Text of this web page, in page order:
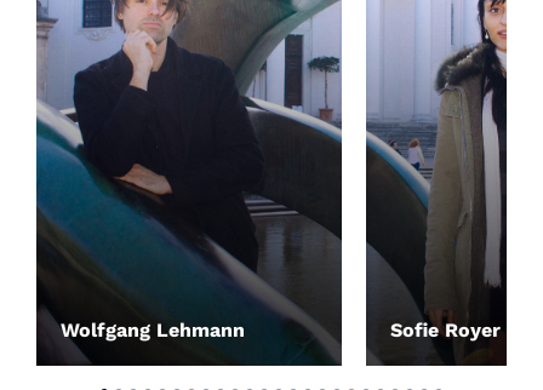
Wolfgang Lehmann Sofie Royer